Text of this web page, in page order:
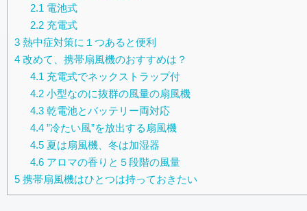
2.1 電池式
2.2充電式
3 熱中症対策に１つあると便利
4 改めて、携帯扇風機のおすすめは？
4.1 充電式でネックストラップ付
4.2小型なのに抜群の風量の扇風機
4.3乾電池とバッテリー両対応
4.4”冷たい風”を放出する扇風機
4.5夏は扇風機、冬は加湿器
4.6アロマの香りと５段階の風量
5 携帯扇風機はひとつは持っておきたい